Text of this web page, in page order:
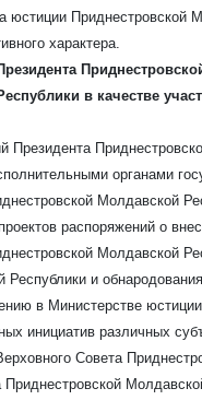
юстиции Приднестровской
характера.
в качестве
Президента
органами
Молдавской
проектов распоряжений о
Молдавской
и
в Министерстве
инициатив различных
Совета